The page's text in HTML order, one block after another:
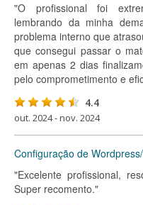
"O profissional foi
lembrando da minha
problema interno que
que consegui passar o
em apenas 2 dias
pelo comprometimento e
4.4
out. 2024 - nov. 2024
Configuração de
"Excelente profissional,
Super recomento."